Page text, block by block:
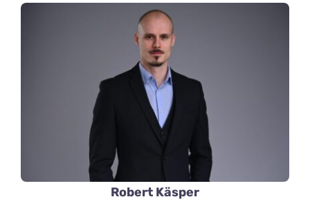
Robert Käsper